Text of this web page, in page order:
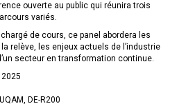
ouverte au public qui réunira trois
variés.
de cours, ce panel abordera les
relève, les enjeux actuels de l’industrie
secteur en transformation continue.
DE-R200